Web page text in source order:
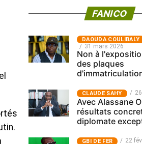
FANICO
‎DAOUDA COULIBALY
31 mars 2026
Non à
des plaques
CLAUDE SAHY
Avec Alassane
résultats
diplomate
GBI DE FER 22